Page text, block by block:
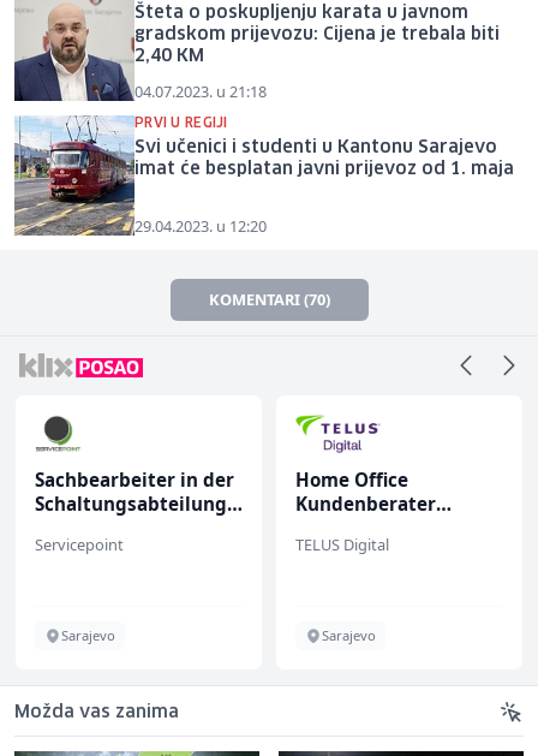
Šteta o poskupljenju karata u javnom
gradskom prijevozu: Cijena je trebala biti
2,40 KM
04.07.2023. u 21:18
PRVI U REGIJI
Svi učenici i studenti u Kantonu Sarajevo
imat će besplatan javni prijevoz od 1. maja
29.04.2023. u 12:20
KOMENTARI (70)
Sachbearbeiter in der
Schaltungsabteilung
Servicepoint
Sarajevo
Home Office
Kundenberater
renommiertes
TELUS Digital
Sarajevo
Možda vas zanima